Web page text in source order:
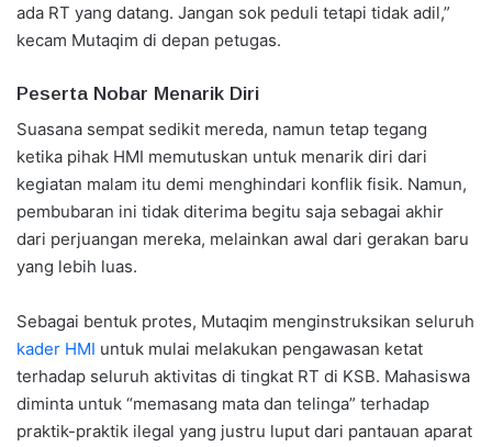
ada RT yang datang. Jangan sok peduli tetapi tidak adil,”
kecam Mutaqim di depan petugas.
Peserta Nobar Menarik Diri
Suasana sempat sedikit mereda, namun tetap tegang
ketika pihak HMI memutuskan untuk menarik diri dari
kegiatan malam itu demi menghindari konflik fisik. Namun,
pembubaran ini tidak diterima begitu saja sebagai akhir
dari perjuangan mereka, melainkan awal dari gerakan baru
yang lebih luas.
Sebagai bentuk protes, Mutaqim menginstruksikan seluruh
kader HMI untuk mulai melakukan pengawasan ketat
terhadap seluruh aktivitas di tingkat RT di KSB. Mahasiswa
diminta untuk “memasang mata dan telinga” terhadap
praktik-praktik ilegal yang justru luput dari pantauan aparat